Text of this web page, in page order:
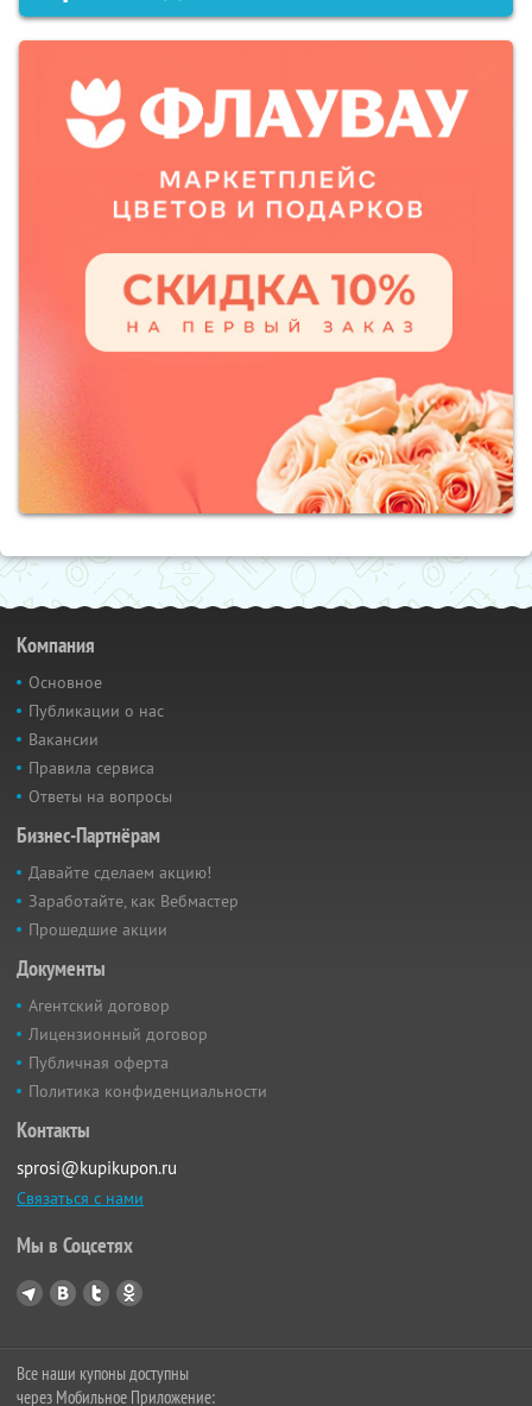
Компания
Основное
Публикации о нас
Вакансии
Правила сервиса
Ответы на вопросы
Бизнес-Партнёрам
Давайте сделаем акцию!
Заработайте, как Вебмастер
Прошедшие акции
Документы
Агентский договор
Лицензионный договор
Публичная оферта
Политика конфиденциальности
Контакты
sprosi@kupikupon.ru
Связаться с нами
Мы в Соцсетях
Все наши купоны доступны
через Мобильное Приложение: